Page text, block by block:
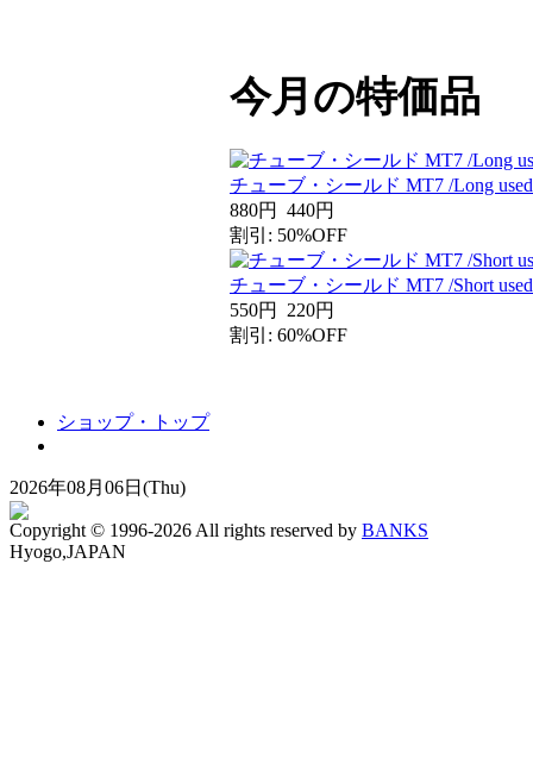
今月の特価品
チューブ・シールド MT7 /Long used
880円
440円
割引: 50%OFF
チューブ・シールド MT7 /Short used
550円
220円
割引: 60%OFF
ショップ・トップ
2026年08月06日(Thu)
Copyright © 1996-2026 All rights reserved by BANKS
Hyogo,JAPAN